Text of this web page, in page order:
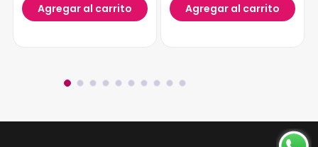
Agregar al carrito Agregar al carrito